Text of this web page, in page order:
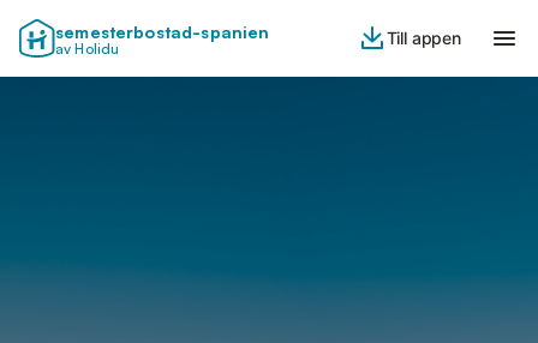
semesterbostad-spanien
av Holidu
Till appen